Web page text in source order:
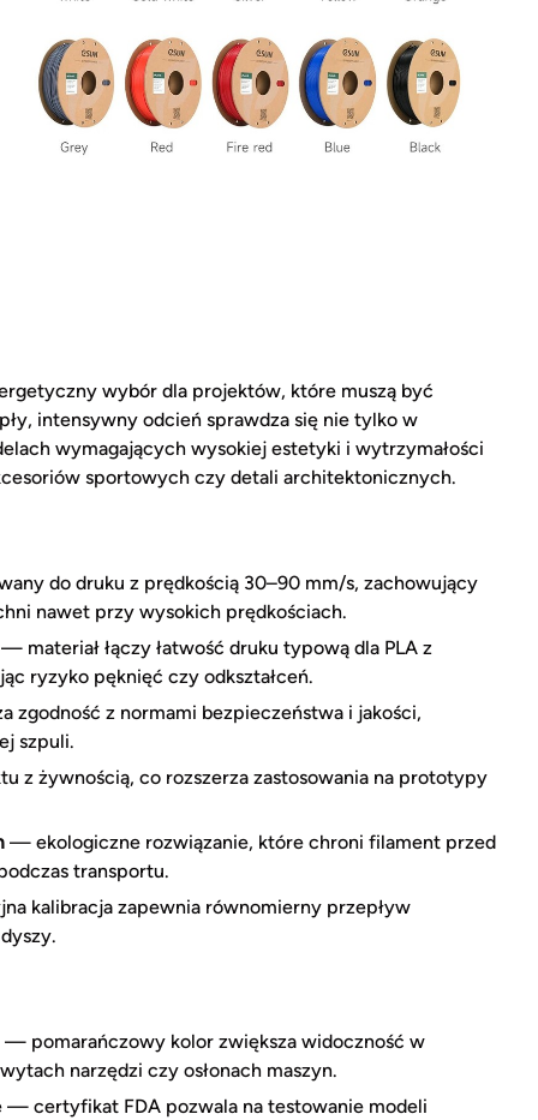
wybór dla projektów, które muszą być
intensywny odcień sprawdza się nie tylko w
wymagających wysokiej estetyki i wytrzymałości
sportowych czy detali architektonicznych.
do druku z prędkością 30–90 mm/s, zachowujący
nawet przy wysokich prędkościach.
materiał łączy łatwość druku typową dla PLA z
ryzyko pęknięć czy odkształceń.
z normami bezpieczeństwa i jakości,
szpuli.
z żywnością, co rozszerza zastosowania na prototypy
— ekologiczne rozwiązanie, które chroni filament przed
transportu.
kalibracja zapewnia równomierny przepływ
pomarańczowy kolor zwiększa widoczność w
narzędzi czy osłonach maszyn.
— certyfikat FDA pozwala na testowanie modeli